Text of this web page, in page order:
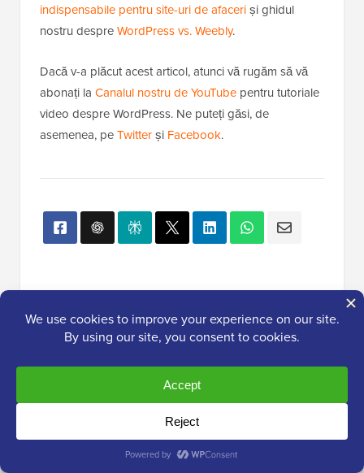
indispensabile pentru site-uri de afaceriși ghidul
nostru despreWordPress vs. Weebly.
Dacă v-a plăcut acest articol, atunci vă rugăm să vă
abonați la Canalul nostru de YouTube pentru tutoriale
video despre WordPress. Ne puteți găsi, de
asemenea, peTwitterși Facebook.
Popular pe WPBeginner Acum!
Cum să vă mutați ușor blogul de pe
WordPress.com pe WordPress.org